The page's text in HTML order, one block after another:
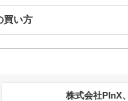
買い方
株式会社PlnX、アジア